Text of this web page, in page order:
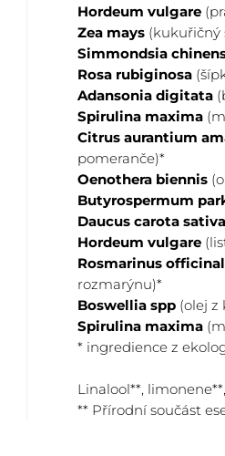
Poté masku důkladně odstraňte
namočenou ve vlažné vodě.
Hordeum vulgare
Zea mays(kukuřičný
Simmondsia
Rosa rubiginosa
Adansonia digitata
Spirulina maxima
Citrus aurantium
pomeranče)*
Oenothera biennis
Butyrospermum
Daucus carota sativa
Hordeum vulgare
Rosmarinus
rozmarýnu)*
Boswellia spp(olej z
Spirulina maxima
* ingredience z
Linalool**,
** Přírodní součást